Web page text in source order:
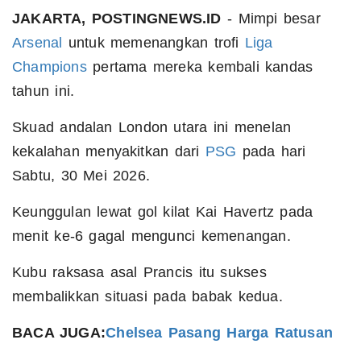
JAKARTA, POSTINGNEWS.ID - Mimpi besar
Arsenal
untuk memenangkan trofi Liga
Championspertama mereka kembali kandas
tahun ini.
Skuad andalan London utara ini menelan
kekalahan menyakitkan dari PSG pada hari
Sabtu, 30 Mei 2026.
Keunggulan lewat gol kilat Kai Havertz pada
menit ke-6 gagal mengunci kemenangan.
Kubu raksasa asal Prancis itu sukses
membalikkan situasi pada babak kedua.
BACA JUGA:Chelsea Pasang Harga Ratusan